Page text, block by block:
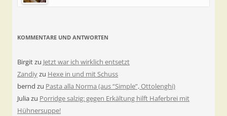
KOMMENTARE UND ANTWORTEN
Birgitzu Jetzt war ich wirklich entsetzt
Zandiyzu Hexe in und mit Schuss
bernd zu Pasta alla Norma (aus “Simple”, Ottolenghi)
Juliazu Porridge salzig: gegen Erkältung hilft Haferbrei mit
Hühnersuppe!